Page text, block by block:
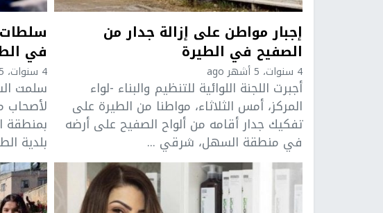
إجبار مواطن على إزالة جدار من
الصفيح في الطيرة
4 سنوات، 5 أشهر ago
أجبرت اللجنة اللوائية للتنظيم والبناء -لواء
المركز، أمس الثلاثاء، مواطنا من الطيرة على
تفكيك جدار أقامه من ألواح الصفيح على أرضه
في منطقة السهل، شرقي ...
في
4 سنوات، 5 أشهر ago
لأصحاب
بلدية